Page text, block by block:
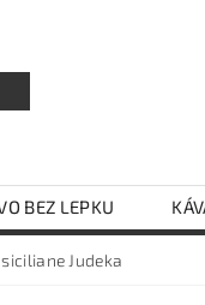
BEZ LEPKU
TĚSTOVINY VAJEČNÉ
Judeka